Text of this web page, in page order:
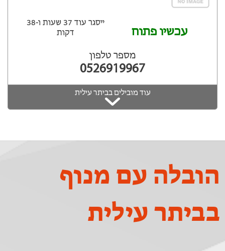
עכשיו פתוח
ייסגר עוד 37 שעות ‫ו-38
דקות
מספר טלפון
0526919967
עוד מובילים בביתר עילית
הובלה עם מנוף
בביתר עילית